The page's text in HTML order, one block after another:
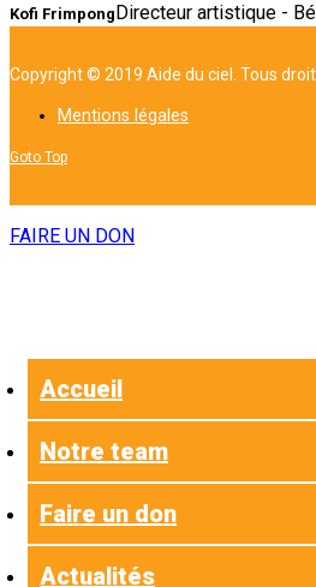
Kofi Frimpong Directeur artistique -
Copyright © 2019 Aide du ciel. Tous
Mentions légales
Goto Top
FAIRE UN DON
Accueil
Notre team
Faire un don
Actualités